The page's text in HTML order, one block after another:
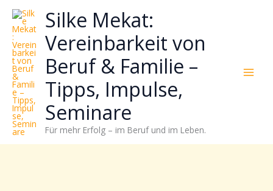
Zum
Inhalt
springen
Silke Mekat:
Vereinbarkeit von
Beruf & Familie –
Tipps, Impulse,
Seminare
Für mehr Erfolg – im Beruf und im Leben.
wie
sich
Stress
reduzieren
Energie
gezielter
einsetzen
lässt?
Einfach